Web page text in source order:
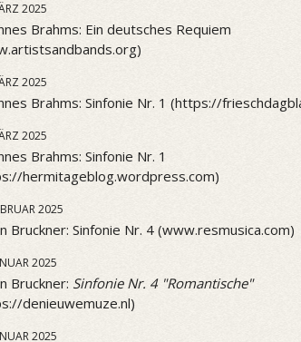
2025
Brahms: Ein deutsches Requiem
2025
Brahms: Sinfonie Nr. 1 (https://
2025
Brahms: Sinfonie Nr. 1
hermitageblog.wordpress.com)
2025
Bruckner: Sinfonie Nr. 4 (www.resmusica.com)
2025
Bruckner: Sinfonie Nr. 4 "Romantische"
denieuwemuze.nl)
2025